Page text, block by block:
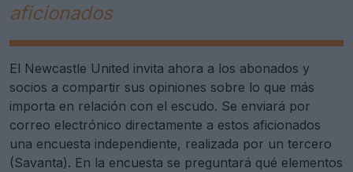
aficionados
El Newcastle United invita ahora a los abonados y
socios a compartir sus opiniones sobre lo que más
importa en relación con el escudo. Se enviará por
correo electrónico directamente a estos aficionados
una encuesta independiente, realizada por un tercero
(Savanta). En la encuesta se preguntará qué elementos